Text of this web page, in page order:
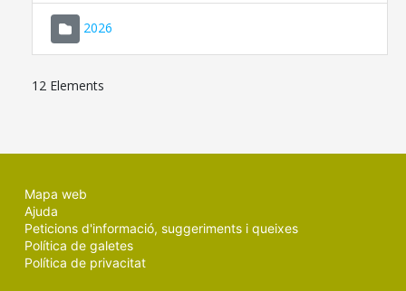
2026
12 Elements
Mapa web
Ajuda
Peticions d'informació, suggeriments i queixes
Política de galetes
Política de privacitat